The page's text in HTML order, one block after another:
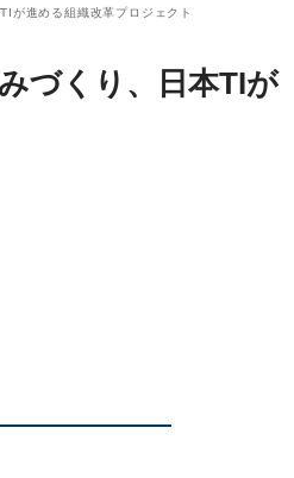
が進める組織改革プロジェクト
づくり、日本TIが